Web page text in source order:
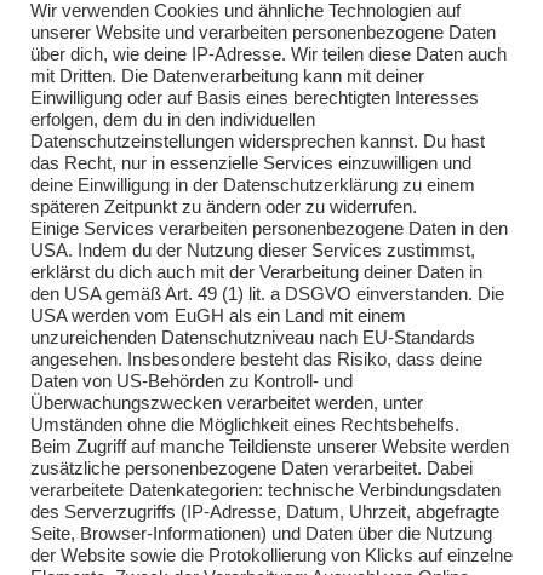
Einsätze 2024
Einsätze 2025
Übungen 2018
Übungen 2019
Übungen 2020
Übungen 2021
Übungen 2022
Übungen 2023
Übungen 2024
Übungen 2025
Wir verwenden Cookies und ähnliche Technologien auf
unserer Website und verarbeiten personenbezogene Daten
über dich, wie deine IP-Adresse. Wir teilen diese Daten auch
mit Dritten. Die Datenverarbeitung kann mit deiner
Einwilligung oder auf Basis eines berechtigten Interesses
erfolgen, dem du in den individuellen
Datenschutzeinstellungen widersprechen kannst. Du hast
das Recht, nur in essenzielle Services einzuwilligen und
deine Einwilligung in der Datenschutzerklärung zu einem
späteren Zeitpunkt zu ändern oder zu widerrufen.
Einige Services verarbeiten personenbezogene Daten in den
USA. Indem du der Nutzung dieser Services zustimmst,
erklärst du dich auch mit der Verarbeitung deiner Daten in
den USA gemäß Art. 49 (1) lit. a DSGVO einverstanden. Die
USA werden vom EuGH als ein Land mit einem
unzureichenden Datenschutzniveau nach EU-Standards
angesehen. Insbesondere besteht das Risiko, dass deine
Daten von US-Behörden zu Kontroll- und
Überwachungszwecken verarbeitet werden, unter
Umständen ohne die Möglichkeit eines Rechtsbehelfs.
Beim Zugriff auf manche Teildienste unserer Website werden
zusätzliche personenbezogene Daten verarbeitet. Dabei
verarbeitete Datenkategorien: technische Verbindungsdaten
des Serverzugriffs (IP-Adresse, Datum, Uhrzeit, abgefragte
Seite, Browser-Informationen) und Daten über die Nutzung
der Website sowie die Protokollierung von Klicks auf einzelne